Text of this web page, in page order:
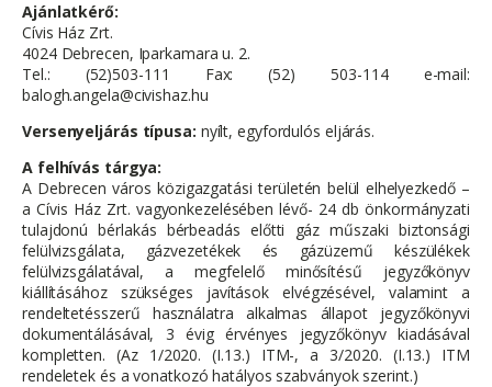
Ajánlatkérő:
Cívis Ház Zrt.
4024 Debrecen, Iparkamara u. 2.
Tel.: (52)503-111 Fax: (52) 503-114 e-mail:
balogh.angela@civishaz.hu
Versenyeljárás típusa: nyílt, egyfordulós eljárás.
A felhívás tárgya:
A Debrecen város közigazgatási területén belül elhelyezkedő –
a Cívis Ház Zrt. vagyonkezelésében lévő- 24 db önkormányzati
tulajdonú bérlakás bérbeadás előtti gáz műszaki biztonsági
felülvizsgálata, gázvezetékek és gázüzemű készülékek
felülvizsgálatával, a megfelelő minősítésű jegyzőkönyv
kiállításához szükséges javítások elvégzésével, valamint a
rendeltetésszerű használatra alkalmas állapot jegyzőkönyvi
dokumentálásával, 3 évig érvényes jegyzőkönyv kiadásával
kompletten. (Az 1/2020. (I.13.) ITM-, a 3/2020. (I.13.) ITM
rendeletek és a vonatkozó hatályos szabványok szerint.)